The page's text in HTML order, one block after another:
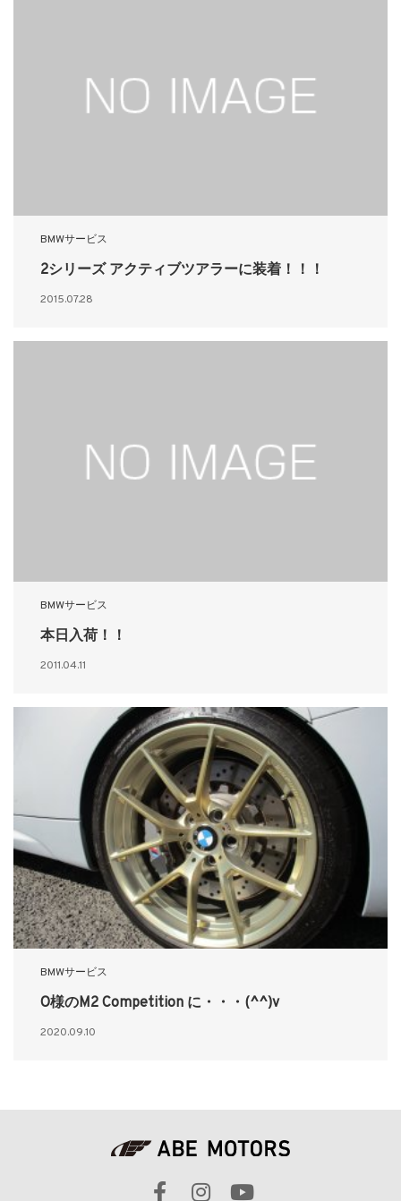
BMWサービス
2シリーズ アクティブツアラーに装着！！！
2015.07.28
BMWサービス
本日入荷！！
2011.04.11
BMWサービス
O様のM2 Competition に・・・(^^)v
2020.09.10